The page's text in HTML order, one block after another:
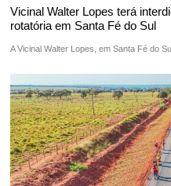
Vicinal Walter Lopes terá
rotatória em Santa Fé do Sul
A Vicinal Walter Lopes, em Santa Fé do